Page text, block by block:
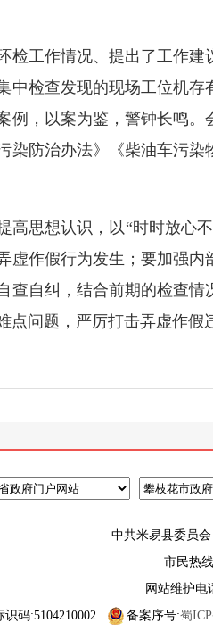
工作情况、提出了工作建
中检查发现的现场工位机
例，以案为鉴，警钟长鸣
染防治办法》《柴油车污
思想认识，以“时时放心
虚作假行为发生；要加强
查自纠，结合前期的检查
点问题，严厉打击弄虚作假
中共米易县委员
市民热
网站维护电
识码:5104210002
备案序号:蜀